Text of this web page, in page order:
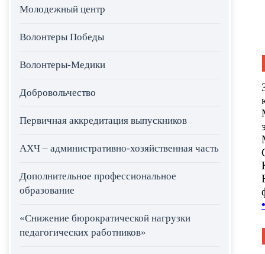
Молодежный центр
Волонтеры Победы
Волонтеры-Медики
Добровольчество
Первичная аккредитация выпускников
АХЧ – административно-хозяйственная часть
Дополнительное профессиональное
образование
«Снижение бюрократической нагрузки
педагогических работников»